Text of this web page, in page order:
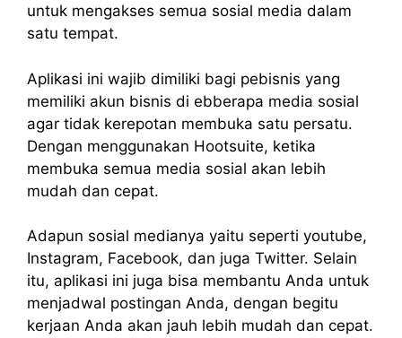
untuk mengakses semua sosial media dalam
satu tempat.
Aplikasi ini wajib dimiliki bagi pebisnis yang
memiliki akun bisnis di ebberapa media sosial
agar tidak kerepotan membuka satu persatu.
Dengan menggunakan Hootsuite, ketika
membuka semua media sosial akan lebih
mudah dan cepat.
Adapun sosial medianya yaitu seperti youtube,
Instagram, Facebook, dan juga Twitter. Selain
itu, aplikasi ini juga bisa membantu Anda untuk
menjadwal postingan Anda, dengan begitu
kerjaan Anda akan jauh lebih mudah dan cepat.